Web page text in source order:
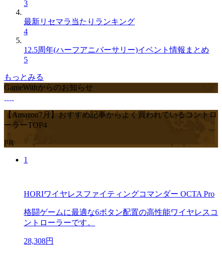
3
最新リセマラ当たりランキング
4
12.5周年(ハーフアニバーサリー)イベント情報まとめ
5
もっとみる
GameWithからのお知らせ
【Amazon7月】おすすめ記事からよく買われているコントロ
ーラーTOP4
PR
1
HORIワイヤレスファイティングコマンダー OCTA Pro
格闘ゲームに最適な6ボタン配置の高性能ワイヤレスコ
ントローラーです。
28,308円